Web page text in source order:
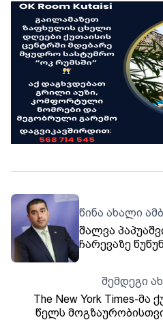
წინა ახალი
შალვა
ჩარევაზე
ჩაერიოს სხვა
საქმეებში
გაავრცელოს
შემდეგი
The New York Times-მა
წელს